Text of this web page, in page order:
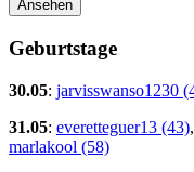
Geburtstage
30.05: jarvisswanso1230
31.05: everetteguer13 (43),
marlakool (58)